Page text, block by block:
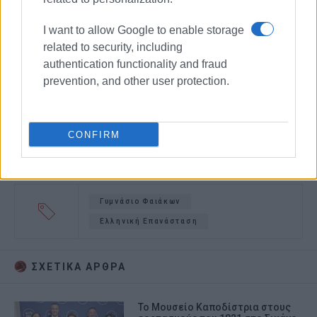
I want to allow Google to enable storage
related to security, including
authentication functionality and fraud
prevention, and other user protection.
CONFIRM
Γυμνάσιο Φαιάκων
Ελληνική Επανάσταση
ΣΧΕΤΙΚA AΡΘΡΑ
Το Μουσείο Καποδίστρια στους